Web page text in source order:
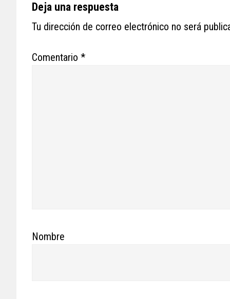
Reader
Interactions
Deja una respuesta
Tu dirección de correo electrónico no será
Comentario *
Nombre